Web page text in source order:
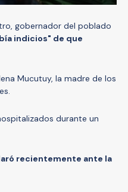
gobernador del poblado
indicios" de que
Mucutuy, la madre de los
durante un
recientemente ante la